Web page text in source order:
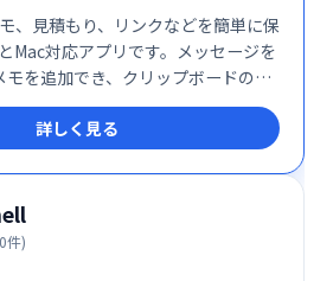
、見積もり、リンクなどを簡単に保
Mac対応アプリです。メッセージを
モを追加でき、クリップボードの情
保存可能。大切な情報を瞬時に記
率をアップさせます。 いつでもど
きる手軽さで、アイデアや情報を逃
詳しく見る
件)